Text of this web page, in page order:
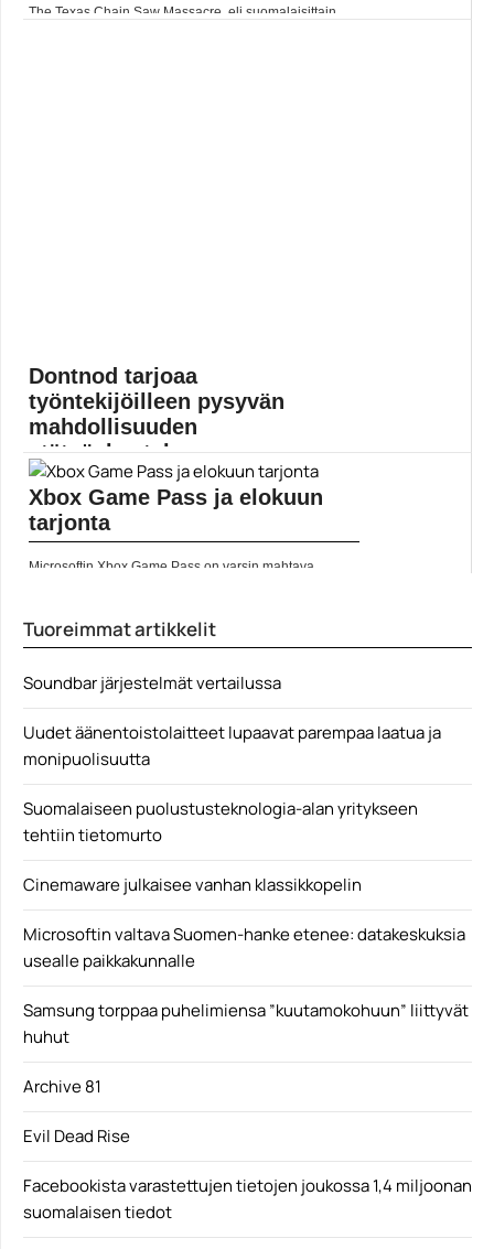
The Texas Chain Saw Massacre, eli suomalaisittain
Dontnod tarjoaa
työntekijöilleen pysyvän
mahdollisuuden
etätyöskentelyyn
Life is Strange -peleistään tunnettu Dontnod
Entertainment tekee pysyvän muutoksen toimintaansa.
Tästä lähtien työntekijät voivat Pariisin ja Montrealin
toimipisteissä... Lue koko artikkeli:
https://www.gamereactor.fi/uutiset/882273/Dontnod+tarj
Xbox Game Pass ja elokuun
tarjonta
Microsoftin Xbox Game Pass on varsin mahtava
https://www.gamereactor.fi/uutiset/667163/Xbox+Game.
..
Tuoreimmat artikkelit
Soundbar järjestelmät vertailussa
Uudet äänentoistolaitteet lupaavat parempaa laatua ja
monipuolisuutta
Suomalaiseen puolustusteknologia-alan yritykseen
tehtiin tietomurto
Cinemaware julkaisee vanhan klassikkopelin
Microsoftin valtava Suomen-hanke etenee: datakeskuksia
usealle paikkakunnalle
Samsung torppaa puhelimiensa ”kuutamokohuun” liittyvät
huhut
Archive 81
Evil Dead Rise
Facebookista varastettujen tietojen joukossa 1,4 miljoonan
suomalaisen tiedot